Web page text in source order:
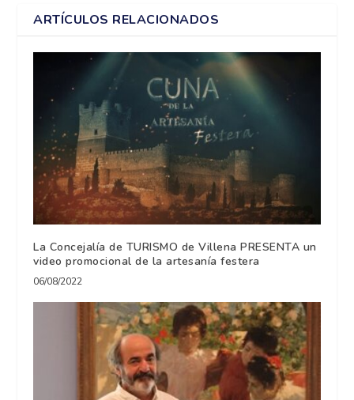
ARTÍCULOS RELACIONADOS
La Concejalía de TURISMO de Villena PRESENTA un
video promocional de la artesanía festera
06/08/2022